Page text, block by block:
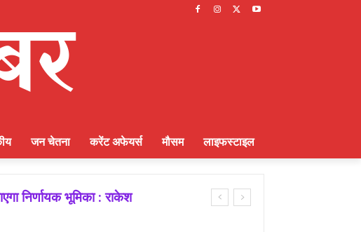
जन चेतना करेंट अफेयर्स मौसम लाइफस्टाइल
निर्णायक भूमिका : राकेश